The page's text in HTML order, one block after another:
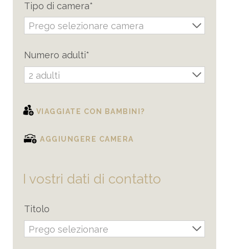
Tipo di camera*
Prego selezionare camera
Numero adulti*
2 adulti
VIAGGIATE CON BAMBINI?
AGGIUNGERE CAMERA
I vostri dati di contatto
Titolo
Prego selezionare